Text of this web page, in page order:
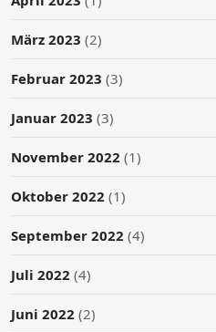
März 2023 (2)
Februar 2023 (3)
Januar 2023 (3)
November 2022 (1)
Oktober 2022 (1)
September 2022 (4)
Juli 2022 (4)
Juni 2022 (2)